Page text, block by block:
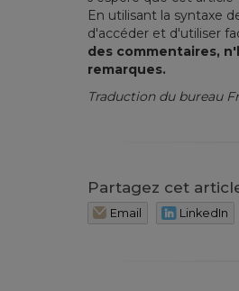
En utilisant la syntaxe
d'accéder et d'utiliser
des commentaires,
remarques.
Traduction du bureau
Partagez cet
Email LinkedIn